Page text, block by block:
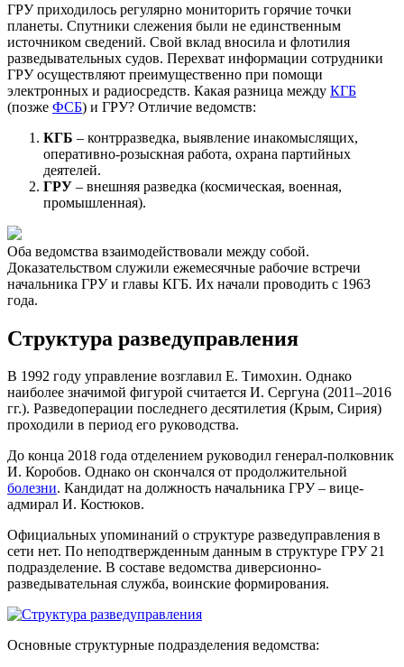
ГРУ приходилось регулярно мониторить горячие точки
планеты. Спутники слежения были не единственным
источником сведений. Свой вклад вносила и флотилия
разведывательных судов. Перехват информации сотрудники
ГРУ осуществляют преимущественно при помощи
электронных и радиосредств. Какая разница между КГБ
(позже ФСБ) и ГРУ? Отличие ведомств:
КГБ – контрразведка, выявление инакомыслящих,
оперативно-розыскная работа, охрана партийных
деятелей.
ГРУ – внешняя разведка (космическая, военная,
промышленная).
Оба ведомства взаимодействовали между собой.
Доказательством служили ежемесячные рабочие встречи
начальника ГРУ и главы КГБ. Их начали проводить с 1963
года.
Структура разведуправления
В 1992 году управление возглавил Е. Тимохин. Однако
наиболее значимой фигурой считается И. Сергуна (2011–2016
гг.). Разведоперации последнего десятилетия (Крым, Сирия)
проходили в период его руководства.
До конца 2018 года отделением руководил генерал-полковник
И. Коробов. Однако он скончался от продолжительной
болезни. Кандидат на должность начальника ГРУ – вице-
адмирал И. Костюков.
Официальных упоминаний о структуре разведуправления в
сети нет. По неподтвержденным данным в структуре ГРУ 21
подразделение. В составе ведомства диверсионно-
разведывательная служба, воинские формирования.
Основные структурные подразделения ведомства: